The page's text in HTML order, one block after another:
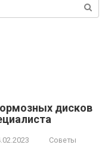
дисков
Советы